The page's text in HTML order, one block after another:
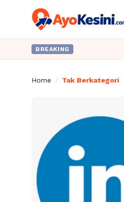
BREAKING
Home / Tak Berkategori